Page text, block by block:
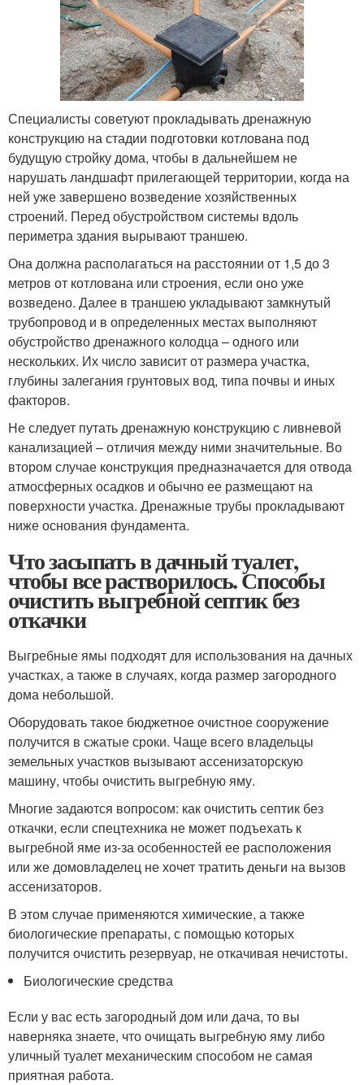
Специалисты советуют прокладывать дренажную
конструкцию на стадии подготовки котлована под
будущую стройку дома, чтобы в дальнейшем не
нарушать ландшафт прилегающей территории, когда на
ней уже завершено возведение хозяйственных
строений. Перед обустройством системы вдоль
периметра здания вырывают траншею.
Она должна располагаться на расстоянии от 1,5 до 3
метров от котлована или строения, если оно уже
возведено. Далее в траншею укладывают замкнутый
трубопровод и в определенных местах выполняют
обустройство дренажного колодца – одного или
нескольких. Их число зависит от размера участка,
глубины залегания грунтовых вод, типа почвы и иных
факторов.
Не следует путать дренажную конструкцию с ливневой
канализацией – отличия между ними значительные. Во
втором случае конструкция предназначается для отвода
атмосферных осадков и обычно ее размещают на
поверхности участка. Дренажные трубы прокладывают
ниже основания фундамента.
Что засыпать в дачный туалет,
чтобы все растворилось. Способы
очистить выгребной септик без
откачки
Выгребные ямы подходят для использования на дачных
участках, а также в случаях, когда размер загородного
дома небольшой.
Оборудовать такое бюджетное очистное сооружение
получится в сжатые сроки. Чаще всего владельцы
земельных участков вызывают ассенизаторскую
машину, чтобы очистить выгребную яму.
Многие задаются вопросом: как очистить септик без
откачки, если спецтехника не может подъехать к
выгребной яме из-за особенностей ее расположения
или же домовладелец не хочет тратить деньги на вызов
ассенизаторов.
В этом случае применяются химические, а также
биологические препараты, с помощью которых
получится очистить резервуар, не откачивая нечистоты.
Биологические средства
Если у вас есть загородный дом или дача, то вы
наверняка знаете, что очищать выгребную яму либо
уличный туалет механическим способом не самая
приятная работа.